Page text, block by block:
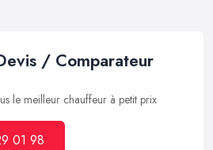
/ Comparateur
le meilleur chauffeur à petit prix
01 98